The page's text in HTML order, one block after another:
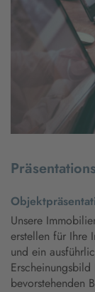
Unsere
erstellen für Ihre
und ein
bevorstehenden